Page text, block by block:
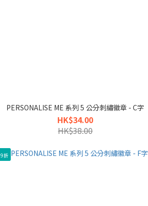
PERSONALISE ME 系列 5 公分刺繡徽章 - C字
HK$34.00
HK$38.00
9折